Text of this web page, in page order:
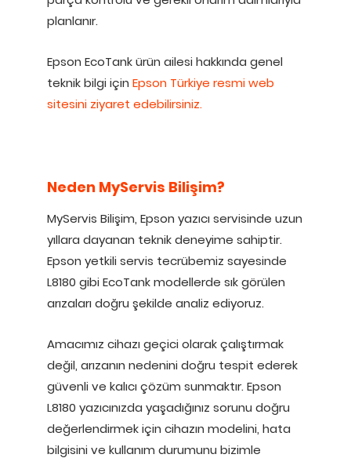
planlanır.
Epson EcoTank ürün ailesi hakkında genel
teknik bilgi için Epson Türkiye resmi web
sitesini ziyaret edebilirsiniz.
Neden MyServis Bilişim?
MyServis Bilişim, Epson yazıcı servisinde uzun
yıllara dayanan teknik deneyime sahiptir.
Epson yetkili servis tecrübemiz sayesinde
L8180 gibi EcoTank modellerde sık görülen
arızaları doğru şekilde analiz ediyoruz.
Amacımız cihazı geçici olarak çalıştırmak
değil, arızanın nedenini doğru tespit ederek
güvenli ve kalıcı çözüm sunmaktır. Epson
L8180 yazıcınızda yaşadığınız sorunu doğru
değerlendirmek için cihazın modelini, hata
bilgisini ve kullanım durumunu bizimle